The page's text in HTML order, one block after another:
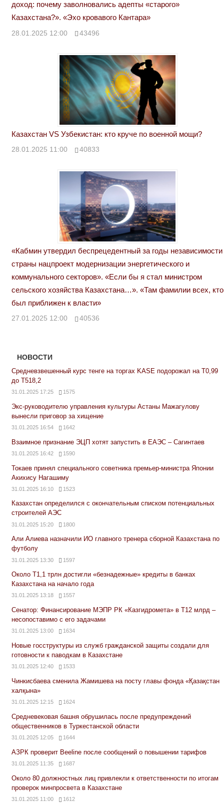
доход: почему заволновались адепты «старого»
Казахстана?». «Эхо кровавого Кантара»
28.01.2025 12:00 43496
Казахстан VS Узбекистан: кто круче по военной мощи?
28.01.2025 11:00 40833
«Кабмин утвердил беспрецедентный за годы независимости
страны нацпроект модернизации энергетического и
коммунального секторов». «Если бы я стал министром
сельского хозяйства Казахстана…». «Там фамилии всех, кто
был приближен к власти»
27.01.2025 12:00 40536
НОВОСТИ
Средневзвешенный курс тенге на торгах KASE подорожал на Т0,99
до Т518,2
31.01.2025 17:25 1575
Экс-руководителю управления культуры Астаны Мажагулову
вынесли приговор за хищение
31.01.2025 16:54 1642
Взаимное признание ЭЦП хотят запустить в ЕАЭС – Сагинтаев
31.01.2025 16:42 1590
Токаев принял специального советника премьер-министра Японии
Акихису Нагашиму
31.01.2025 16:10 1523
Казахстан определился с окончательным списком потенциальных
строителей АЭС
31.01.2025 15:20 1800
Али Алиева назначили ИО главного тренера сборной Казахстана по
футболу
31.01.2025 13:30 1597
Около Т1,1 трлн достигли «безнадежные» кредиты в банках
Казахстана на начало года
31.01.2025 13:18 1557
Сенатор: Финансирование МЭПР РК «Казгидромета» в Т12 млрд –
несопоставимо с его задачами
31.01.2025 13:00 1634
Новые госструктуры из служб гражданской защиты создали для
готовности к паводкам в Казахстане
31.01.2025 12:40 1533
Чинкисбаева сменила Жамишева на посту главы фонда «Қазақстан
халқына»
31.01.2025 12:15 1624
Средневековая башня обрушилась после предупреждений
общественников в Туркестанской области
31.01.2025 12:05 1644
АЗРК проверит Beeline после сообщений о повышении тарифов
31.01.2025 11:35 1687
Около 80 должностных лиц привлекли к ответственности по итогам
проверок минпросвета в Казахстане
31.01.2025 11:00 1612